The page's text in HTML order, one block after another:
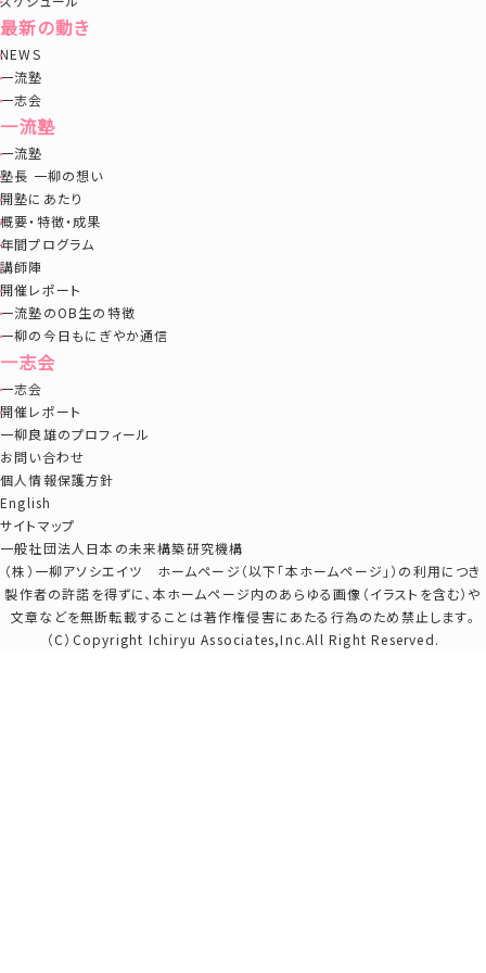
最新の動き
NEWS
一流塾
一志会
一流塾
一流塾
塾長 一柳の想い
開塾にあたり
概要・特徴・成果
年間プログラム
講師陣
開催レポート
一流塾のOB生の特徴
一柳の今日もにぎやか通信
一志会
一志会
開催レポート
一柳良雄のプロフィール
お問い合わせ
個人情報保護方針
English
サイトマップ
一般社団法人日本の未来構築研究機構
（株）一柳アソシエイツ ホームページ（以下「本ホームページ」）の利用につき
製作者の許諾を得ずに、本ホームページ内のあらゆる画像（イラストを含む）や
文章などを無断転載することは著作権侵害にあたる行為のため禁止します。
（C）Copyright Ichiryu Associates,Inc.All Right Reserved.